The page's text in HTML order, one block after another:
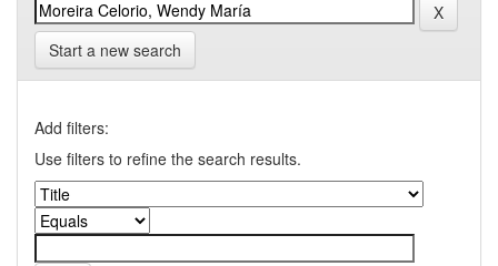
Start a new search
Add filters:
Use filters to refine the search results.